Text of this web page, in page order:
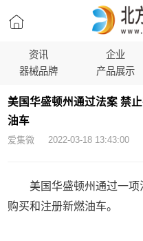
资讯 企业
器械品牌
产品展示
美国华盛顿州通过法案 禁
油车
爱集微 2022-03-18 13:43:00
美国华盛顿州通过一项
购买和注册新燃油车。